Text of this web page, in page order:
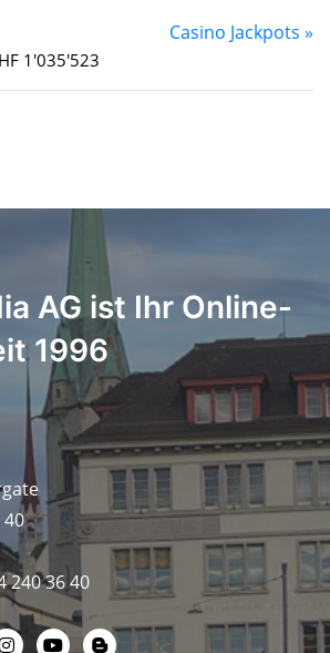
Casino Jackpots »
1'035'523
AG ist Ihr Online-
1996
240 36 40